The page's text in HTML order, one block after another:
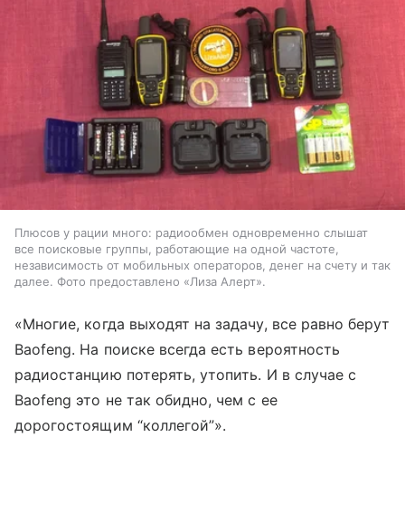
Плюсов у рации много: радиообмен одновременно слышат
все поисковые группы, работающие на одной частоте,
независимость от мобильных операторов, денег на счету и так
далее. Фото предоставлено «Лиза Алерт».
«Многие, когда выходят на задачу, все равно берут
Baofeng. На поиске всегда есть вероятность
радиостанцию потерять, утопить. И в случае с
Baofeng это не так обидно, чем с ее
дорогостоящим “коллегой”».